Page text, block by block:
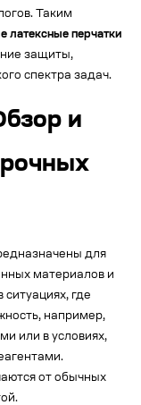
Таким
латексные перчатки
защиты,
спектра задач.
и
для
материалов и
где
например,
или в условиях,
от обычных